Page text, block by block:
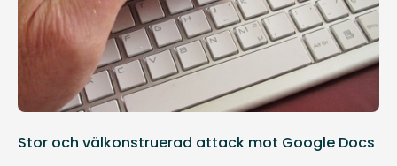
Stor och välkonstruerad attack mot Google Docs